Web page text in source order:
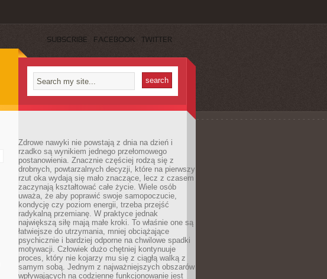
SUBSCRIBE FACEBOOK TWITTER
Zdrowe nawyki nie powstają z dnia na dzień i
rzadko są wynikiem jednego przełomowego
postanowienia. Znacznie częściej rodzą się z
drobnych, powtarzalnych decyzji, które na pierwszy
rzut oka wydają się mało znaczące, lecz z czasem
zaczynają kształtować całe życie. Wiele osób
uważa, że aby poprawić swoje samopoczucie,
kondycję czy poziom energii, trzeba przejść
radykalną przemianę. W praktyce jednak
największą siłę mają małe kroki. To właśnie one są
łatwiejsze do utrzymania, mniej obciążające
psychicznie i bardziej odporne na chwilowe spadki
motywacji. Człowiek dużo chętniej kontynuuje
proces, który nie kojarzy mu się z ciągłą walką z
samym sobą. Jednym z najważniejszych obszarów
wpływających na codzienne funkcjonowanie jest